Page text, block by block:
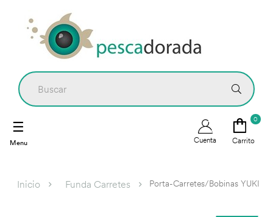
Cuenta
0
Carrito
Navegación
de
☰
Inicio Funda Carretes Porta-Carretes/Bobinas YUKI